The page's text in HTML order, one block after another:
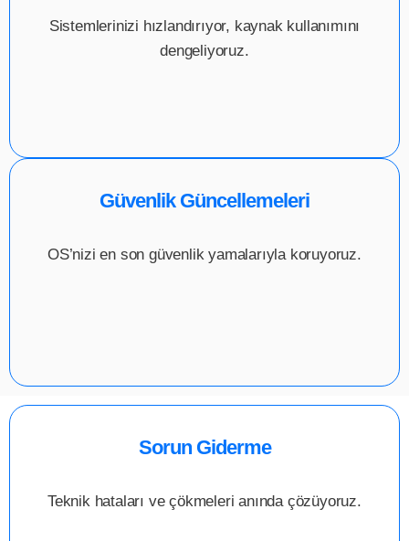
Sistemlerinizi hızlandırıyor, kaynak kullanımını
dengeliyoruz.
Güvenlik Güncellemeleri
OS’nizi en son güvenlik yamalarıyla koruyoruz.
Sorun Giderme
Teknik hataları ve çökmeleri anında çözüyoruz.